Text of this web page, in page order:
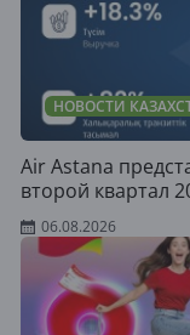
НОВОСТИ
Air Astana
второй квартал
06.08.2026